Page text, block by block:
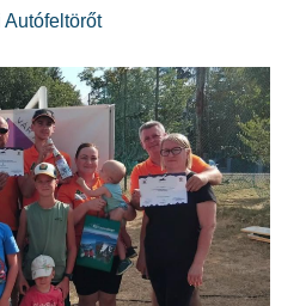
Autófeltörőt